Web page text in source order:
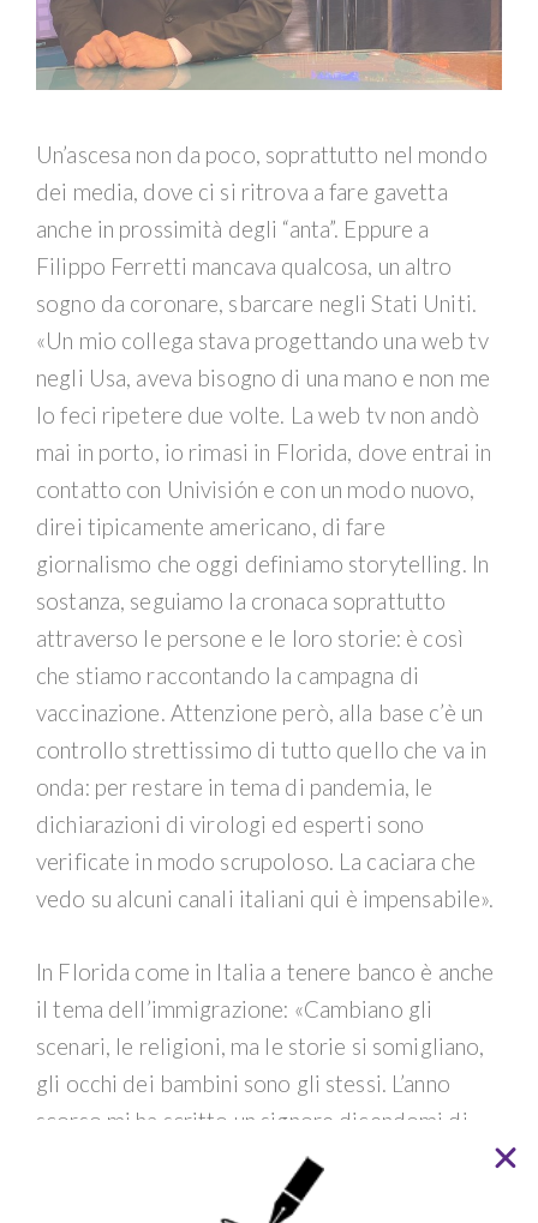
Un’ascesa non da poco, soprattutto nel mondo
dei media, dove ci si ritrova a fare gavetta
anche in prossimità degli “anta”. Eppure a
Filippo Ferretti mancava qualcosa, un altro
sogno da coronare, sbarcare negli Stati Uniti.
«Un mio collega stava progettando una web tv
negli Usa, aveva bisogno di una mano e non me
lo feci ripetere due volte. La web tv non andò
mai in porto, io rimasi in Florida, dove entrai in
contatto con Univisión e con un modo nuovo,
direi tipicamente americano, di fare
giornalismo che oggi definiamo storytelling. In
sostanza, seguiamo la cronaca soprattutto
attraverso le persone e le loro storie: è così
che stiamo raccontando la campagna di
vaccinazione. Attenzione però, alla base c’è un
controllo strettissimo di tutto quello che va in
onda: per restare in tema di pandemia, le
dichiarazioni di virologi ed esperti sono
verificate in modo scrupoloso. La caciara che
vedo su alcuni canali italiani qui è impensabile».
In Florida come in Italia a tenere banco è anche
il tema dell’immigrazione: «Cambiano gli
scenari, le religioni, ma le storie si somigliano,
gli occhi dei bambini sono gli stessi. L’anno
scorso mi ha scritto un signore dicendomi di
essere stato truffato da un presunto pastore
religioso, che gli aveva promesso i documenti